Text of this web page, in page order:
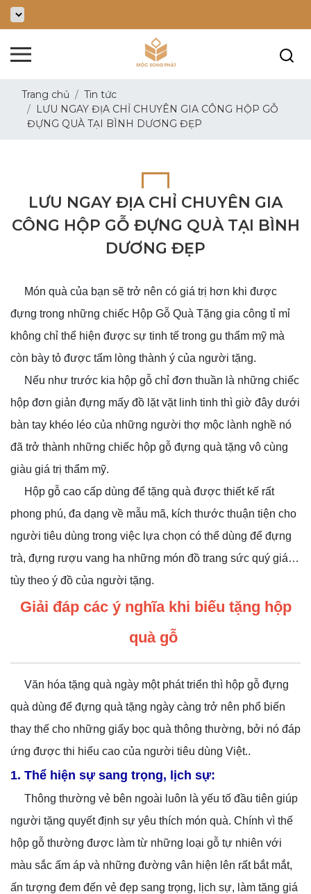
Trang chủ
Tin tức
LƯU NGAY ĐỊA CHỈ CHUYÊN GIA CÔNG HỘP GỖ
ĐỰNG QUÀ TẠI BÌNH DƯƠNG ĐẸP
LƯU NGAY ĐỊA CHỈ CHUYÊN GIA
CÔNG HỘP GỖ ĐỰNG QUÀ TẠI BÌNH
DƯƠNG ĐẸP
Món quà của bạn sẽ trở nên có giá trị hơn khi được
đựng trong những chiếc Hộp Gỗ Quà Tặng gia công tỉ mỉ
không chỉ thể hiện được sự tinh tế trong gu thẩm mỹ mà
còn bày tỏ được tấm lòng thành ý của người tặng.
Nếu như trước kia hộp gỗ chỉ đơn thuần là những chiếc
hộp đơn giản đựng mấy đồ lặt vặt linh tinh thì giờ đây dưới
bàn tay khéo léo của những người thợ mộc lành nghề nó
đã trở thành những chiếc hộp gỗ đựng quà tặng vô cùng
giàu giá trị thẩm mỹ.
Hộp gỗ cao cấp dùng để tặng quà được thiết kế rất
phong phú, đa dạng về mẫu mã, kích thước thuận tiện cho
người tiêu dùng trong việc lựa chọn có thể dùng để đựng
trà, đựng rượu vang ha những món đồ trang sức quý giá…
tùy theo ý đồ của người tặng.
Giải đáp các ý nghĩa khi biếu tặng hộp
quà gỗ
Văn hóa tặng quà ngày một phát triển thì hộp gỗ đựng
quà dùng để đựng quà tặng ngày càng trở nên phổ biến
thay thế cho những giấy bọc quà thông thường, bởi nó đáp
ứng được thi hiếu cao của người tiêu dùng Việt..
1. Thể hiện sự sang trọng, lịch sự:
Thông thường vẻ bên ngoài luôn là yếu tố đầu tiên giúp
người tặng quyết định sự yêu thích món quà. Chính vì thế
hộp gỗ thường được làm từ những loại gỗ tự nhiên với
màu sắc ấm áp và những đường vân hiện lên rất bắt mắt,
ấn tượng đem đến vẻ đẹp sang trọng, lịch sự, làm tăng giá